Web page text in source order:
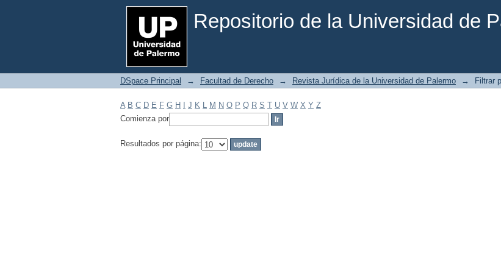
Repositorio de la Universidad de
Filtrar por: Materia
DSpace Principal → Facultad de Derecho → Revista Jurídica de la Universidad de Palermo → Filtrar
A B C D E F G H J K L M N O P Q R S T U V W X Y Z
Comienza por
Resultados por página: